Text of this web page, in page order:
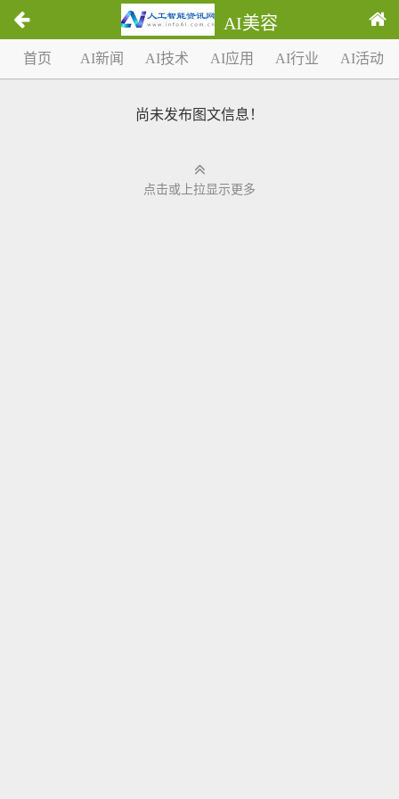
AI美容
首页 AI新闻 AI技术 AI应用 AI行业 AI活动
1/0
尚未发布图文信息！
点击或上拉显示更多